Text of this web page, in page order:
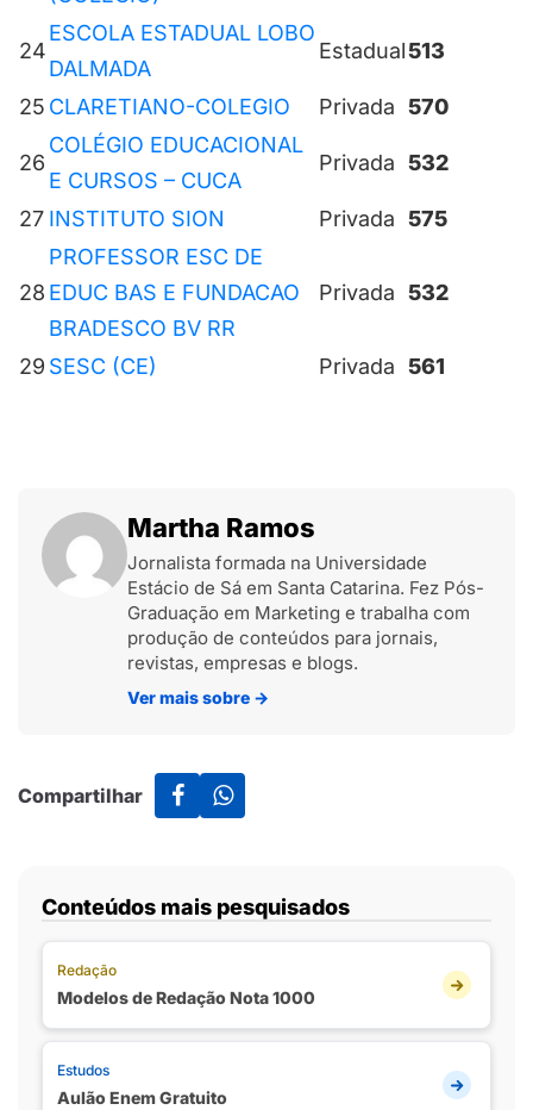
24
ESCOLA ESTADUAL LOBO
DALMADA
Estadual513
25 CLARETIANO-COLEGIO Privada 570
26
COLÉGIO EDUCACIONAL
E CURSOS – CUCA
Privada 532
27 INSTITUTO SION Privada 575
28
PROFESSOR ESC DE
EDUC BAS E FUNDACAO
BRADESCO BV RR
Privada 532
29 SESC (CE) Privada 561
Martha Ramos
Jornalista formada na Universidade
Estácio de Sá em Santa Catarina. Fez Pós-
Graduação em Marketing e trabalha com
produção de conteúdos para jornais,
revistas, empresas e blogs.
Ver mais sobre →
Compartilhar
Conteúdos mais pesquisados
Redação
Modelos de Redação Nota 1000
Estudos
Aulão Enem Gratuito